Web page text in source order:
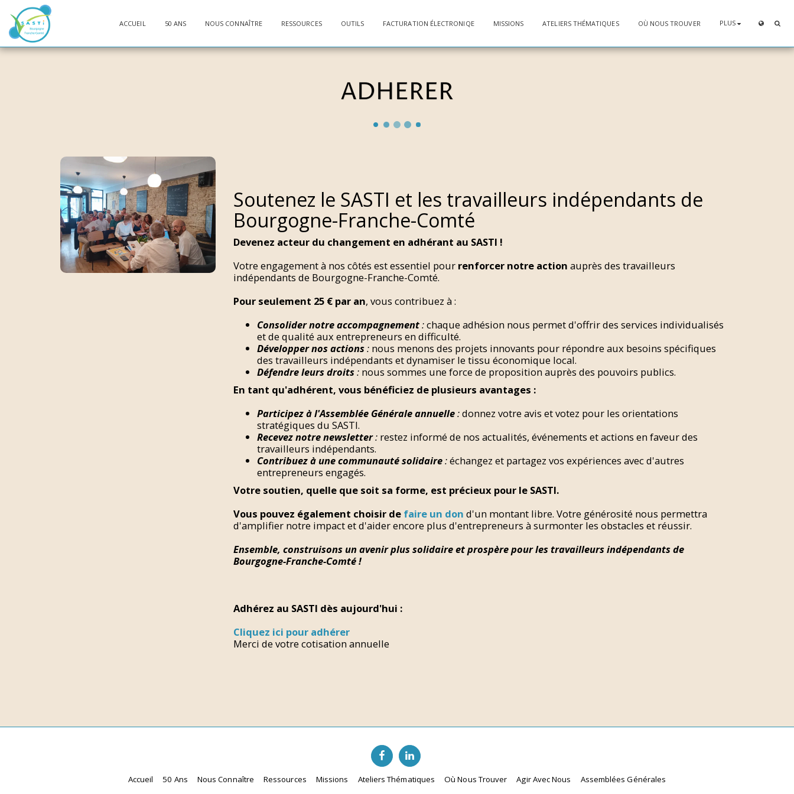
ACCUEIL 50 ANS NOUS CONNAÎTRE RESSOURCES OUTILS FACTURATION ÉLECTRONIQE MISSIONS ATELIERS THÉMATIQUES OÙ NOUS TROUVER PLUS
ADHERER
Soutenez le SASTI et les travailleurs indépendants de
Bourgogne-Franche-Comté
Devenez acteur du changement en adhérant au SASTI !
Votre engagement à nos côtés est essentiel pour renforcer notre action auprès des travailleurs
indépendants de Bourgogne-Franche-Comté.
Pour seulement 25 € par an, vous contribuez à :
Consolider notre accompagnement:chaque adhésion nous permet d'offrir des services individualisés
et de qualité aux entrepreneurs en difficulté.
Développer nos actions: nous menons des projets innovants pour répondre aux besoins spécifiques
des travailleurs indépendants et dynamiser le tissu économique local.
Défendre leurs droits: nous sommes une force de proposition auprès des pouvoirs publics.
En tant qu'adhérent, vous bénéficiez de plusieurs avantages :
Participez à l'Assemblée Générale annuelle:donnez votre avis et votez pour les orientations
stratégiques du SASTI.
Recevez notre newsletter:restez informé de nos actualités, événements et actions en faveur des
travailleurs indépendants.
Contribuez à une communauté solidaire:échangez et partagez vos expériences avec d'autres
entrepreneurs engagés.
Votre soutien, quelle que soit sa forme, est précieux pour le SASTI.
Vous pouvez également choisir de faire un don d'un montant libre. Votre générosité nous permettra
d'amplifier notre impact et d'aider encore plus d'entrepreneurs à surmonter les obstacles et réussir.
Ensemble, construisons un avenir plus solidaire et prospère pour les travailleurs indépendants de
Bourgogne-Franche-Comté !
Adhérez au SASTI dès aujourd'hui :
Cliquez ici pour adhérer
Merci de votre cotisation annuelle
Accueil 50 Ans Nous Connaître Ressources Missions Ateliers Thématiques Où Nous Trouver Agir Avec Nous Assemblées Générales